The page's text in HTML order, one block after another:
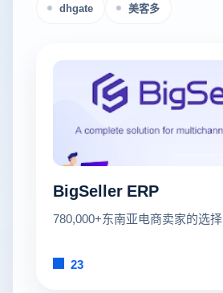
dhgate 美客多
BigSeller ERP
780,000+东南亚电商卖家的选择
23